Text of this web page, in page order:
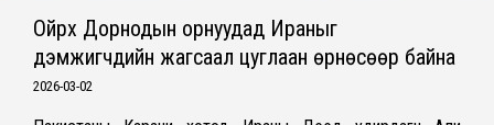
Ойрх Дорнодын орнуудад Ираныг
дэмжигчдийн жагсаал цуглаан өрнөсөөр байна
2026-03-02